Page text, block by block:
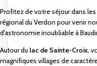
Profitez de votre séjour dans
régional du Verdon pour venir
d'astronomie inoubliable à
Autour du lac de Sainte-Croix,
magnifiques villages de